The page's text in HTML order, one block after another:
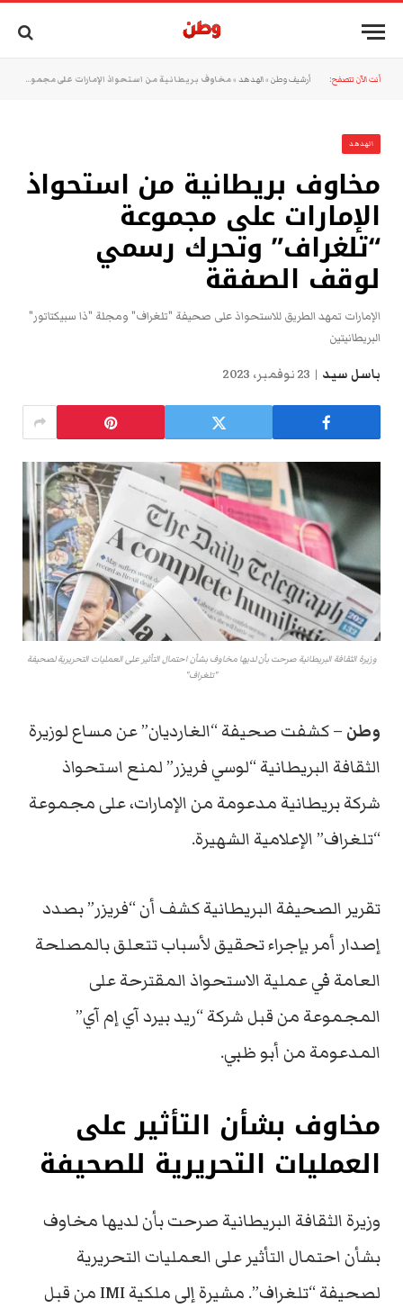
أنت الآن تتصفح: أرشيف وطن »الهدهد »مخاوف بريطانية من استحواذ الإمارات على مجموعة “تلغراف” وتحرك رسمي لوقف الصفقة
الهدهد
مخاوف بريطانية من استحواذ
الإمارات على مجموعة
“تلغراف” وتحرك رسمي
لوقف الصفقة
الإمارات تمهد الطريق للاستحواذ على صحيفة "تلغراف" ومجلة "ذا سبيكتاتور"
البريطانيتين
باسل سيد 23 نوفمبر، 2023
وزيرة الثقافة البريطانية صرحت بأن لديها مخاوف بشأن احتمال التأثير على العمليات التحريرية لصحيفة
"تلغراف"
وطن – كشفت صحيفة “الغارديان” عن مساع لوزيرة
الثقافة البريطانية “لوسي فريزر” لمنع استحواذ
شركة بريطانية مدعومة من الإمارات، على مجموعة
“تلغراف” الإعلامية الشهيرة.
تقرير الصحيفة البريطانية كشف أن “فريزر” بصدد
إصدار أمر بإجراء تحقيق لأسباب تتعلق بالمصلحة
العامة في عملية الاستحواذ المقترحة على
المجموعة من قبل شركة “ريد بيرد آي إم آي”
المدعومة من أبو ظبي.
مخاوف بشأن التأثير على
العمليات التحريرية للصحيفة
وزيرة الثقافة البريطانية صرحت بأن لديها مخاوف
بشأن احتمال التأثير على العمليات التحريرية
لصحيفة “تلغراف”. مشيرة إلى ملكية IMI من قبل